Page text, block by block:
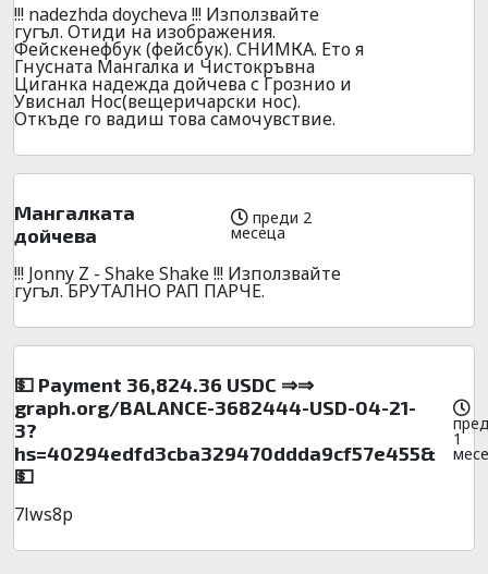
!!! nadezhda doycheva !!! Използвайте
гугъл. Отиди на изображения.
Фейскенефбук (фейсбук). СНИМКА. Ето я
Гнусната Мангалка и Чистокръвна
Циганка надежда дойчева с Грознио и
Увиснал Нос(вещеричарски нос).
Откъде го вадиш това самочувствие.
Мангалката
дойчева
преди 2
месеца
!!! Jonny Z - Shake Shake !!! Използвайте
гугъл. БРУТАЛНО РАП ПАРЧЕ.
💵 Payment 36,824.36 USDC ⇒⇒
graph.org/BALANCE-3682444-USD-04-21-
3?
hs=40294edfd3cba329470ddda9cf57e455&
💵
1
7lws8p